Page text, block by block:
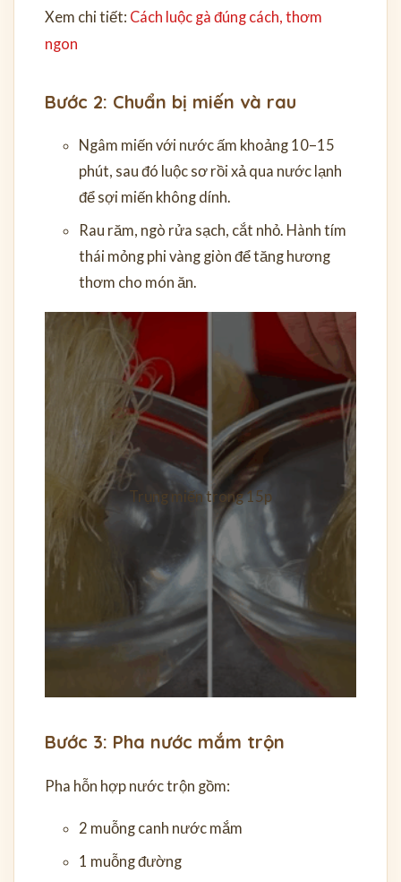
Xem chi tiết: Cách luộc gà đúng cách, thơm
ngon
Bước 2: Chuẩn bị miến và rau
Ngâm miến với nước ấm khoảng 10–15
phút, sau đó luộc sơ rồi xả qua nước lạnh
để sợi miến không dính.
Rau răm, ngò rửa sạch, cắt nhỏ. Hành tím
thái mỏng phi vàng giòn để tăng hương
thơm cho món ăn.
Trụng miến trong 15p
Bước 3: Pha nước mắm trộn
Pha hỗn hợp nước trộn gồm:
2 muỗng canh nước mắm
1 muỗng đường